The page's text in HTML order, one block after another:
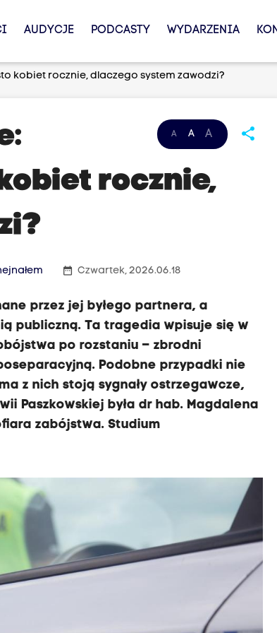
AUDYCJE PODCASTY WYDARZENIA
kobiet rocznie, dlaczego system zawodzi?
A A A share
rocznie,
date_range Czwartek, 2026.06.18
przez jej byłego partnera, a
publiczną. Ta tragedia wpisuje się w
po rozstaniu – zbrodni
Podobne przypadki nie
z nich stoją sygnały ostrzegawcze,
Paszkowskiej była dr hab. Magdalena
zabójstwa. Studium